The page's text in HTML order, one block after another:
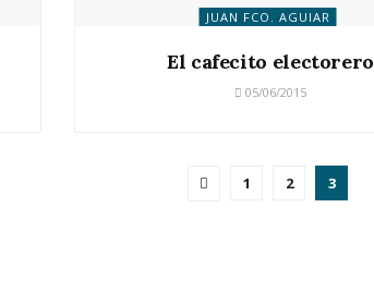
JUAN FCO. AGUIAR
El cafecito electorero
05/06/2015
1 2 3